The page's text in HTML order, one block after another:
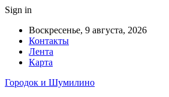
Sign in
Воскресенье, 9 августа, 2026
Контакты
Лента
Карта
Городок и Шумилино